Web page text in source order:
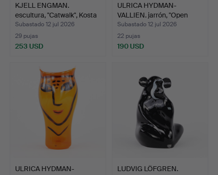
KJELL ENGMAN.
escultura, "Catwalk", Kosta
…
Subastado 12 jul 2026
29 pujas
253 USD
ULRICA HYDMAN-
VALLIEN. jarrón, "Open
Minds…
Subastado 12 jul 2026
22 pujas
190 USD
ULRICA HYDMAN-
LUDVIG LÖFGREN.